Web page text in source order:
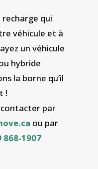
qui
véhicule et à
un véhicule
hybride
la borne qu’il
!
contacter par
ou par
868-1907